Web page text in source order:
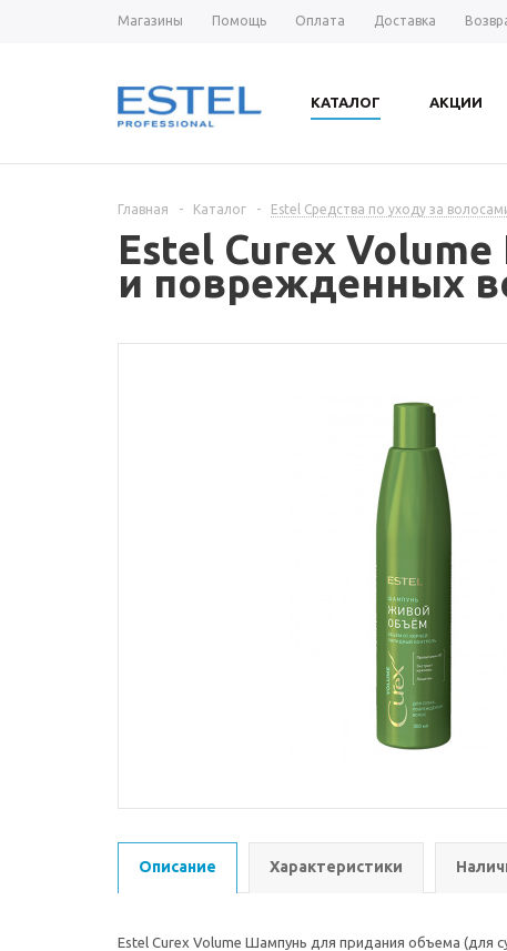
Магазины Помощь Оплата Доставка
КАТАЛОГ АКЦИИ
Главная - Каталог - Estel Средства по уходу за
Estel Curex
и поврежденных
Описание Характеристики
Estel Curex Volume Шампунь для придания объема (для